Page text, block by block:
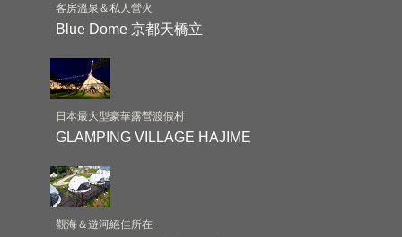
客房溫泉＆私人營火
Blue Dome 京都天橋立
日本最大型豪華露營渡假村
GLAMPING VILLAGE HAJIME
觀海＆遊河絕佳所在